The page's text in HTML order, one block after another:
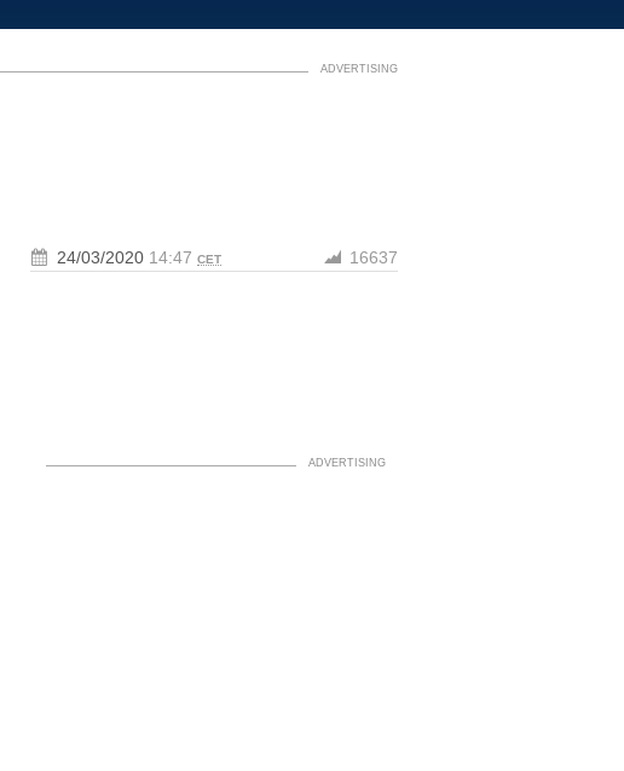
24/03/2020 14:47 CET 16637